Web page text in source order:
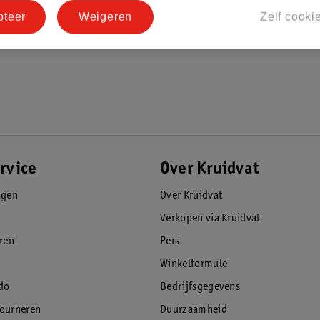
kan kijken
Over Kruidvat
Over Kruidvat
Verkopen via Kruidvat
Pers
Winkelformule
Bedrijfsgegevens
Duurzaamheid
Zelf
Weigeren